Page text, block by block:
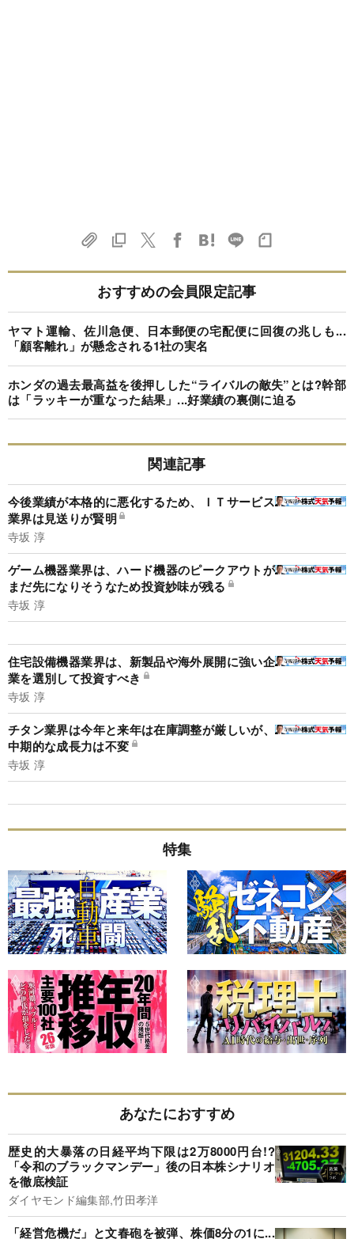
おすすめの会員限定記事
ヤマト運輸、佐川急便、日本郵便の宅配便に回復の兆しも...
「顧客離れ」が懸念される1社の実名
ホンダの過去最高益を後押しした“ライバルの敵失”とは?幹部
は「ラッキーが重なった結果」...好業績の裏側に迫る
関連記事
今後業績が本格的に悪化するため、ＩＴサービス
業界は見送りが賢明
寺坂 淳
ゲーム機器業界は、ハード機器のピークアウトが
まだ先になりそうなため投資妙味が残る
寺坂 淳
住宅設備機器業界は、新製品や海外展開に強い企
業を選別して投資すべき
寺坂 淳
チタン業界は今年と来年は在庫調整が厳しいが、
中期的な成長力は不変
寺坂 淳
特集
あなたにおすすめ
歴史的大暴落の日経平均下限は2万8000円台!?
「令和のブラックマンデー」後の日本株シナリオ
を徹底検証
ダイヤモンド編集部,竹田孝洋
「経営危機だ」と文春砲を被弾、株価8分の1に...